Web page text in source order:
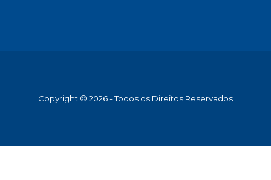
Copyright © 2026 - Todos os Direitos Reservados